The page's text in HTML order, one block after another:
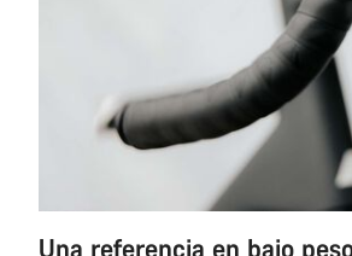
Una referencia en bajo